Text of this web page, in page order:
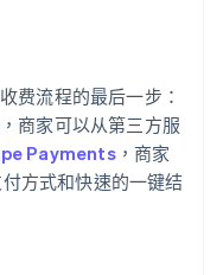
费流程的最后一步：
商家可以从第三方服
Payments，商家
方式和快速的一键结